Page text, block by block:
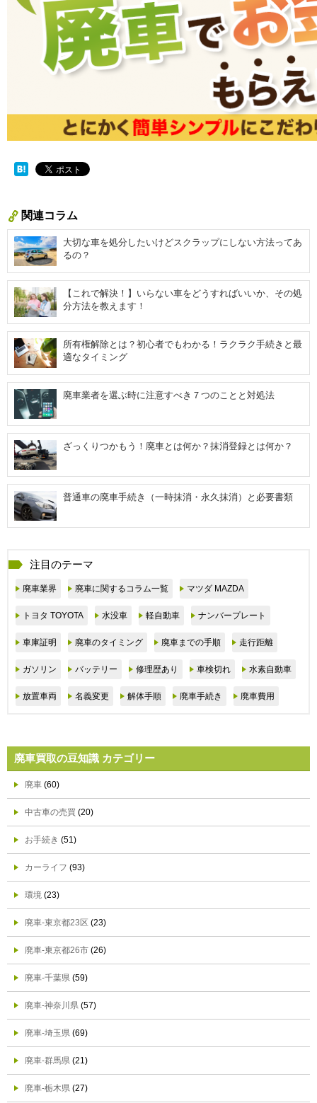
関連コラム
大切な車を処分したいけどスクラップにしない方法ってあ
るの？
【これで解決！】いらない車をどうすればいいか、その処
分方法を教えます！
所有権解除とは？初心者でもわかる！ラクラク手続きと最
適なタイミング
廃車業者を選ぶ時に注意すべき７つのことと対処法
ざっくりつかもう！廃車とは何か？抹消登録とは何か？
普通車の廃車手続き（一時抹消・永久抹消）と必要書類
注目のテーマ
廃車業界 廃車に関するコラム一覧 マツダ MAZDA
トヨタ TOYOTA 水没車 軽自動車 ナンバープレート
車庫証明 廃車のタイミング 廃車までの手順 走行距離
ガソリン バッテリー 修理歴あり 車検切れ 水素自動車
放置車両 名義変更 解体手順 廃車手続き 廃車費用
廃車買取の豆知識 カテゴリー
廃車 (60)
中古車の売買 (20)
お手続き (51)
カーライフ (93)
環境 (23)
廃車-東京都23区 (23)
廃車-東京都26市 (26)
廃車-千葉県 (59)
廃車-神奈川県 (57)
廃車-埼玉県 (69)
廃車-群馬県 (21)
廃車-栃木県 (27)